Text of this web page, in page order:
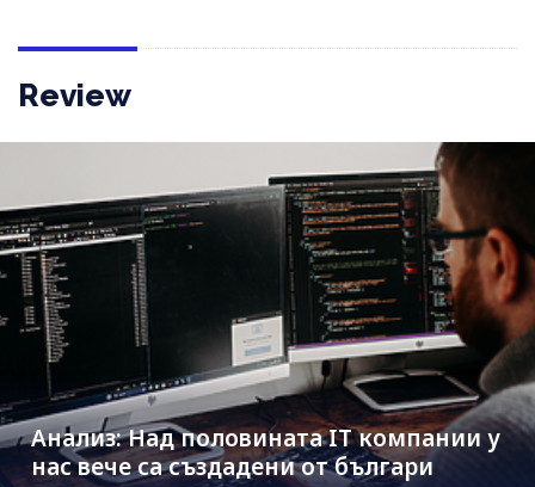
Review
Анализ: Над половината IT компании у
нас вече са създадени от българи